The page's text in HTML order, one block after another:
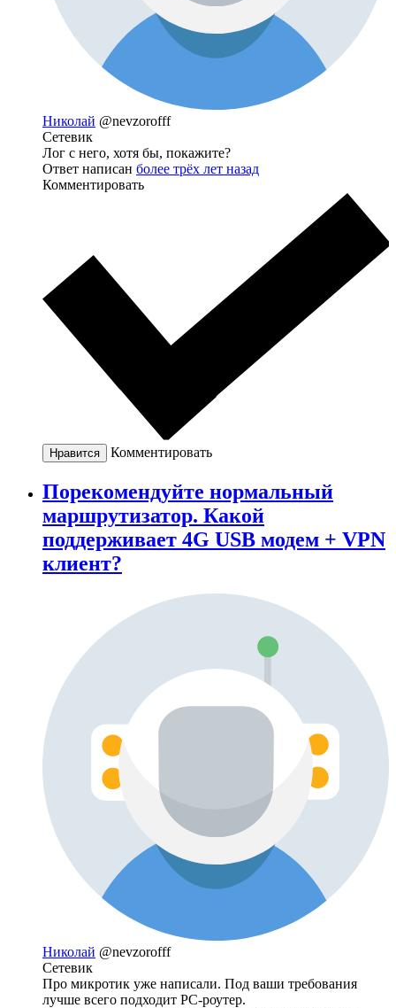
Николай @nevzorofff
Сетевик
Лог с него, хотя бы, покажите?
Ответ написан более трёх лет назад
Комментировать
Нравится Комментировать
Порекомендуйте нормальный
маршрутизатор. Какой
поддерживает 4G USB модем + VPN
клиент?
Николай @nevzorofff
Сетевик
Про микротик уже написали. Под ваши требования
лучше всего подходит PC-роутер.